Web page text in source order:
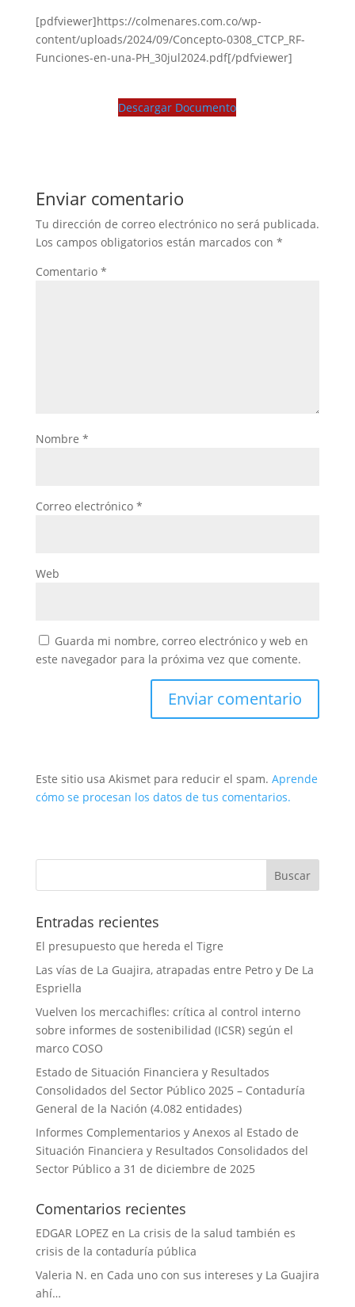
[pdfviewer]https://colmenares.com.co/wp-
content/uploads/2024/09/Concepto-0308_CTCP_RF-
Funciones-en-una-PH_30jul2024.pdf[/pdfviewer]
Descargar Documento
Enviar comentario
Tu dirección de correo electrónico no será publicada.
Los campos obligatorios están marcados con *
Comentario *
Nombre *
Correo electrónico *
Web
Guarda mi nombre, correo electrónico y web en
este navegador para la próxima vez que comente.
Este sitio usa Akismet para reducir el spam. Aprende
cómo se procesan los datos de tus comentarios.
Entradas recientes
El presupuesto que hereda el Tigre
Las vías de La Guajira, atrapadas entre Petro y De La
Espriella
Vuelven los mercachifles: crítica al control interno
sobre informes de sostenibilidad (ICSR) según el
marco COSO
Estado de Situación Financiera y Resultados
Consolidados del Sector Público 2025 – Contaduría
General de la Nación (4.082 entidades)
Informes Complementarios y Anexos al Estado de
Situación Financiera y Resultados Consolidados del
Sector Público a 31 de diciembre de 2025
Comentarios recientes
EDGAR LOPEZen La crisis de la salud también es
crisis de la contaduría pública
Valeria N. en Cada uno con sus intereses y La Guajira
ahí…